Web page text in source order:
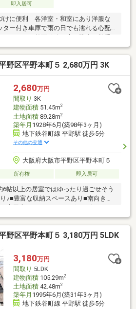
即入居可
けに便利 各洋室・和室にあり洋服な
ター付き車庫で雨の日でも濡れる心配
業施設も豊富で住みやすい地域です
野区平野本町５ 2,680万円 3K
2,680万円
間取り 3K
建物面積51.45m2
土地面積89.28m2
築年月 1928年6月(築98年3ヶ月)
地下鉄谷町線 平野駅 徒歩5分
その他の交通
大阪府大阪市平野区平野本町５
所有権 即入居可
帖以上の居室ではゆったり過ごせそう
♪■豊富な収納スペースあり■南向きの
すすめです♪～周辺環境～・コンビニ
で徒歩約７分・病院まで徒歩約7分・
公園まで徒歩約13分とお散歩コースに
生活に便利な施設が充実！ぜひ、一度
住宅ローンや資金計画などお気軽にご
問合せください！
野区平野本町５ 3,180万円 5LDK
3,180万円
間取り 5LDK
建物面積105.29m2
土地面積42.48m2
築年月 1995年6月(築31年3ヶ月)
地下鉄谷町線 平野駅 徒歩5分